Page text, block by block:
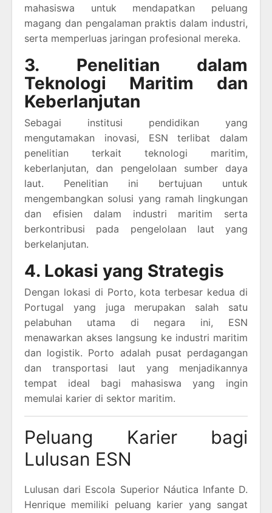
mahasiswa untuk mendapatkan peluang
magang dan pengalaman praktis dalam industri,
serta memperluas jaringan profesional mereka.
3. Penelitian dalam
Teknologi Maritim dan
Keberlanjutan
Sebagai institusi pendidikan yang
mengutamakan inovasi, ESN terlibat dalam
penelitian terkait teknologi maritim,
keberlanjutan, dan pengelolaan sumber daya
laut. Penelitian ini bertujuan untuk
mengembangkan solusi yang ramah lingkungan
dan efisien dalam industri maritim serta
berkontribusi pada pengelolaan laut yang
berkelanjutan.
4. Lokasi yang Strategis
Dengan lokasi di Porto, kota terbesar kedua di
Portugal yang juga merupakan salah satu
pelabuhan utama di negara ini, ESN
menawarkan akses langsung ke industri maritim
dan logistik. Porto adalah pusat perdagangan
dan transportasi laut yang menjadikannya
tempat ideal bagi mahasiswa yang ingin
memulai karier di sektor maritim.
Peluang Karier bagi
Lulusan ESN
Lulusan dari Escola Superior Náutica Infante D.
Henrique memiliki peluang karier yang sangat